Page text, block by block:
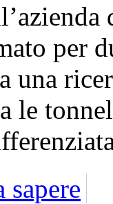
per
una
le
sapere